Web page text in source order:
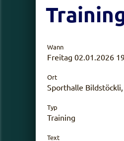
Wann
Freitag 02.01.2026
Ort
Sporthalle
Typ
Training
Text